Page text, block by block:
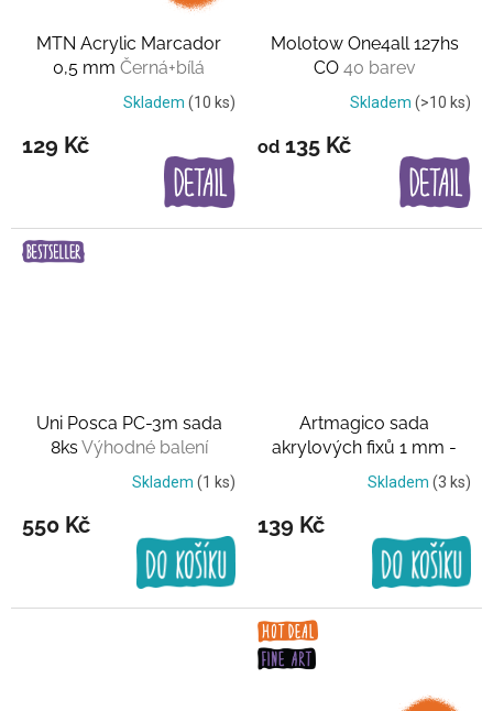
MTN Acrylic Marcador
0,5 mm Černá+bílá
Skladem (10 ks)
129 Kč
Molotow One4all 127hs
CO 40 barev
Skladem (>10 ks)
od 135 Kč
Uni Posca PC-3m sada
8ks Výhodné balení
Skladem (1 ks)
550 Kč
Artmagico sada
akrylových fixů 1 mm -
5 UV barev
Skladem (3 ks)
139 Kč